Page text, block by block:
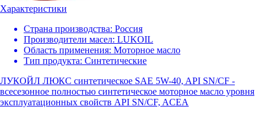
Характеристики
Страна производства: Россия
Производители масел: LUKOIL
Область применения: Моторное масло
Тип продукта: Синтетические
ЛУКОЙЛ ЛЮКС синтетическое SAE 5W-40, API SN/CF -
всесезонное полностью синтетическое моторное масло уровня
эксплуатационных свойств API SN/CF, ACEA